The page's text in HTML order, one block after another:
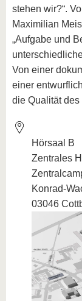
stehen wir?“.
Maximilian
„Aufgabe und
Von einer
einer
die Qualität des
Hörsaal B
Zentrales
Konrad-
03046